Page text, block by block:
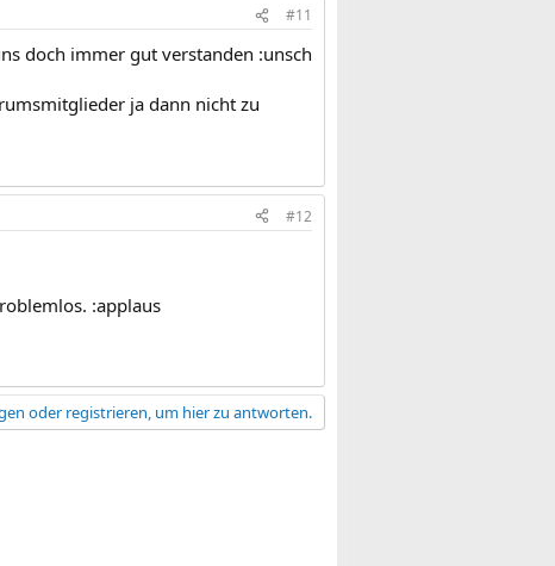
#11
doch immer gut verstanden :unsch
ja dann nicht zu
#12
:applaus
oder registrieren, um hier zu antworten.